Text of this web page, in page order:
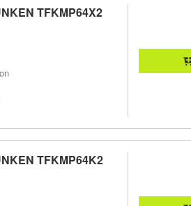
TFKMP64X2
TFKMP64K2